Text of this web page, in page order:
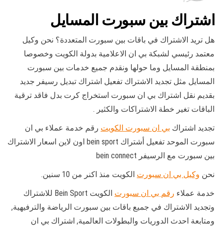
اشتراك بين سبورت المسايل
هل تريد الاشتراك في باقات بين سبورت المتعددة؟ نحن وكيل
معتمد رئيسي لشبكة بي ان الاعلامية بدولة الكويت وخصوصا
بمنطقة المسايل وما حولها ونقدم جميع خدمات بين سبورت
المسايل مثل تجديد الاشتراك تفعيل اشتراك تبديل رسيفر جديد
بقديم نقل اشتراك بي ان سبورت استخراج كرت بدل فاقد ترقية
الباقات تغير خطة الاشتراكات والكثير .
تجديد اشتراك بي ان سبورت الكويت رقم خدمة عملاء بي ان
سبورت الموحد تفعيل أشتراك bein sport اون لاين اسعار الاشتراك
بين سبورت مع الرسيفر bein connect
نحن وكيل بي ان سبورت الكويت منذ اكنر من 10 سنين.
خدمة عملاء رقم بي ان سبورت
الكويت Bein Sport للاشتراك
وتجديد الاشتراك في جميع باقات بين سبورت الرياضة والترفيهية,
ومتابعة احدث الدوريات والبطولات العالمية, اشتراك بي ان